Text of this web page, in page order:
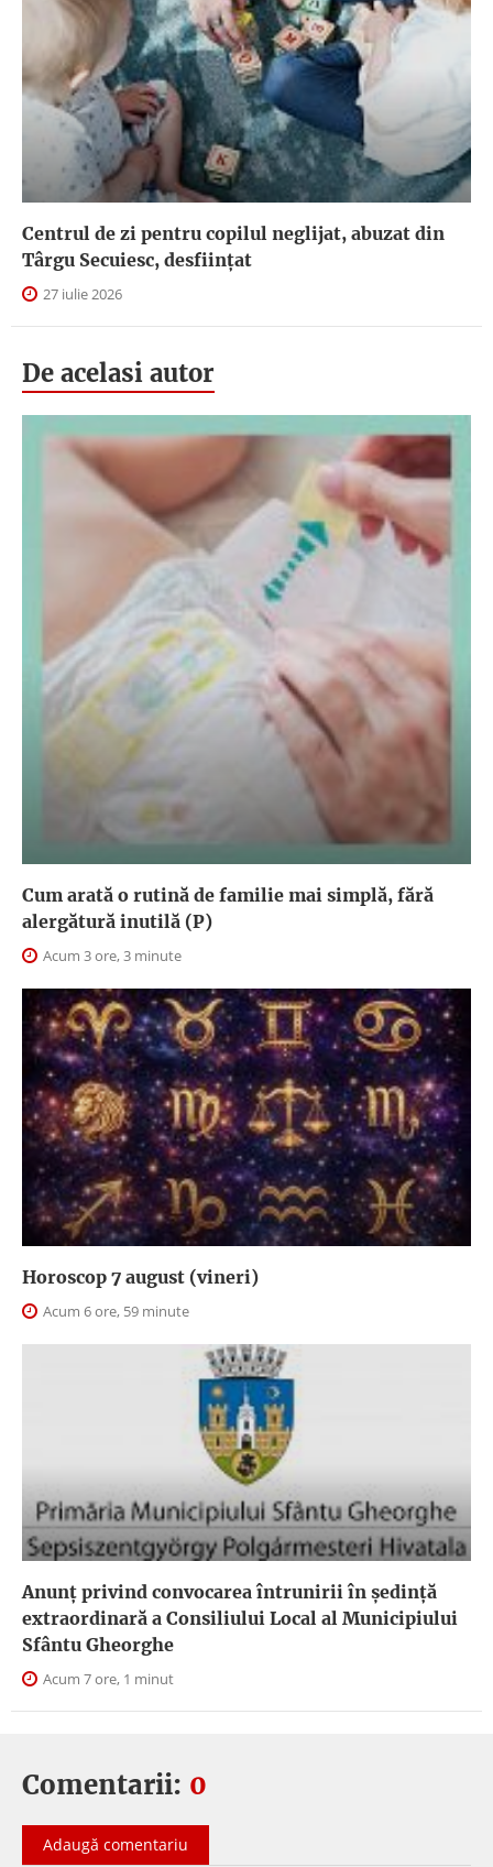
Centrul de zi pentru copilul neglijat, abuzat din
Târgu Secuiesc, desfiinţat
27 iulie 2026
De acelasi autor
Cum arată o rutină de familie mai simplă, fără
alergătură inutilă (P)
Acum 3 ore, 3 minute
Horoscop 7 august (vineri)
Acum 6 ore, 59 minute
Anunţ privind convocarea întrunirii în şedinţă
extraordinară a Consiliului Local al Municipiului
Sfântu Gheorghe
Acum 7 ore, 1 minut
Comentarii: 0
Adaugă comentariu